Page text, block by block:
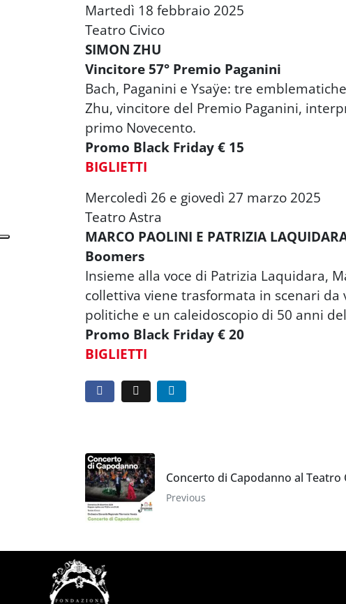
Martedì 18 febbraio 2025
Teatro Civico
SIMON ZHU
Vincitore 57° Premio Paganini
Bach, Paganini e Ysaÿe: tre
Zhu, vincitore del Premio Paganini,
primo Novecento.
Promo Black Friday € 15
BIGLIETTI
Mercoledì 26 e giovedì 27 marzo 2025
Teatro Astra
MARCO PAOLINI E PATRIZIA
Boomers
Insieme alla voce di Patrizia Laquidara,
collettiva viene trasformata in scenari
politiche e un caleidoscopio di 50 anni
Promo Black Friday € 20
BIGLIETTI
Concerto di Capodanno al Teatro
Previous